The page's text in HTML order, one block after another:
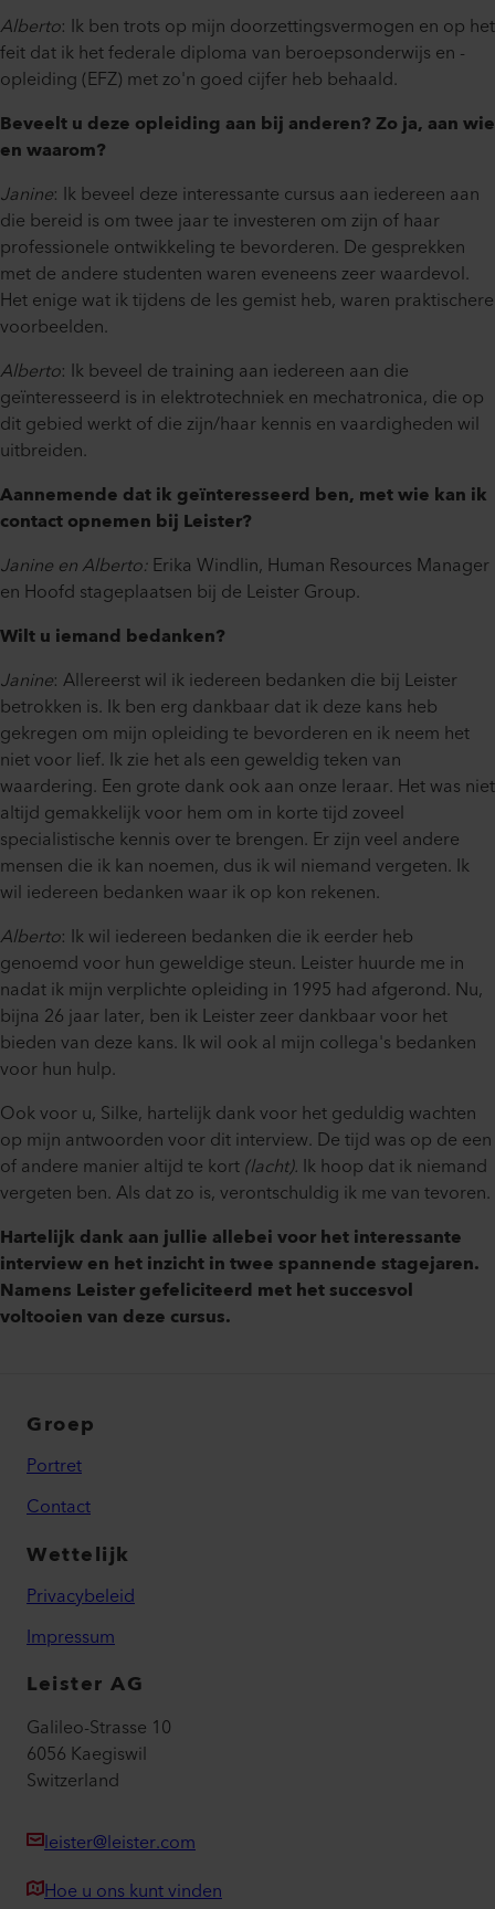
Alberto: Ik ben trots op mijn doorzettingsvermogen en op het
feit dat ik het federale diploma van beroepsonderwijs en -
opleiding (EFZ) met zo'n goed cijfer heb behaald.
Beveelt u deze opleiding aan bij anderen? Zo ja, aan wie
en waarom?
Janine: Ik beveel deze interessante cursus aan iedereen aan
die bereid is om twee jaar te investeren om zijn of haar
professionele ontwikkeling te bevorderen. De gesprekken
met de andere studenten waren eveneens zeer waardevol.
Het enige wat ik tijdens de les gemist heb, waren praktischere
voorbeelden.
Alberto: Ik beveel de training aan iedereen aan die
geïnteresseerd is in elektrotechniek en mechatronica, die op
dit gebied werkt of die zijn/haar kennis en vaardigheden wil
uitbreiden.
Aannemende dat ik geïnteresseerd ben, met wie kan ik
contact opnemen bij Leister?
Janine en Alberto:Erika Windlin, Human Resources Manager
en Hoofd stageplaatsen bij de Leister Group.
Wilt u iemand bedanken?
Janine: Allereerst wil ik iedereen bedanken die bij Leister
betrokken is. Ik ben erg dankbaar dat ik deze kans heb
gekregen om mijn opleiding te bevorderen en ik neem het
niet voor lief. Ik zie het als een geweldig teken van
waardering. Een grote dank ook aan onze leraar. Het was niet
altijd gemakkelijk voor hem om in korte tijd zoveel
specialistische kennis over te brengen. Er zijn veel andere
mensen die ik kan noemen, dus ik wil niemand vergeten. Ik
wil iedereen bedanken waar ik op kon rekenen.
Alberto: Ik wil iedereen bedanken die ik eerder heb
genoemd voor hun geweldige steun. Leister huurde me in
nadat ik mijn verplichte opleiding in 1995 had afgerond. Nu,
bijna 26 jaar later, ben ik Leister zeer dankbaar voor het
bieden van deze kans. Ik wil ook al mijn collega's bedanken
voor hun hulp.
Ook voor u, Silke, hartelijk dank voor het geduldig wachten
op mijn antwoorden voor dit interview. De tijd was op de een
of andere manier altijd te kort(lacht). Ik hoop dat ik niemand
vergeten ben. Als dat zo is, verontschuldig ik me van tevoren.
Hartelijk dank aan jullie allebei voor het interessante
interview en het inzicht in twee spannende stagejaren.
Namens Leister gefeliciteerd met het succesvol
voltooien van deze cursus.
Groep
Portret
Contact
Wettelijk
Privacybeleid
Impressum
Leister AG
Galileo-Strasse 10
6056 Kaegiswil
Switzerland
leister@leister.com
Hoe u ons kunt vinden